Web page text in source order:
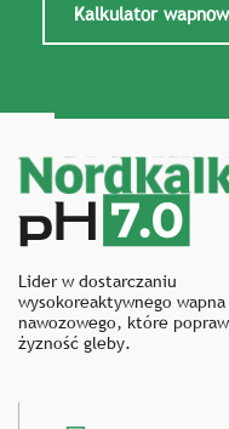
Kalkulator
Lider w dostarczaniu
wysokoreaktywnego wapna
nawozowego, które
żyzność gleby.